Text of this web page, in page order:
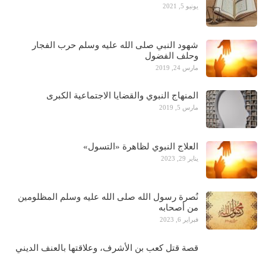
يونيو 5, 2021
شهود النبي صلى الله عليه وسلم حرب الفجار
وحلف الفضول
مارس 24, 2019
المنهاج النبوي والقضايا الاجتماعية الكبرى
مارس 5, 2019
العلاج النبوي لظاهرة «التسول»
يناير 29, 2023
نُصرة رسول الله صلى الله عليه وسلم المظلومين
من أصحابه
فبراير 6, 2023
قصة قتل كعب بن الأشرف، وعلاقتها بالعنف الديني